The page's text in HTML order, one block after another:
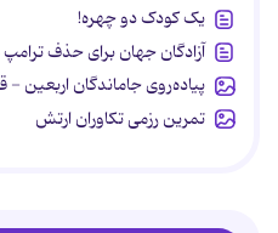
یک کودک دو چهره!
آزادگان جهان برای حذف
پیاده‌روی جاماندگان اربعین -
تمرین رزمی تکاوران ارتش